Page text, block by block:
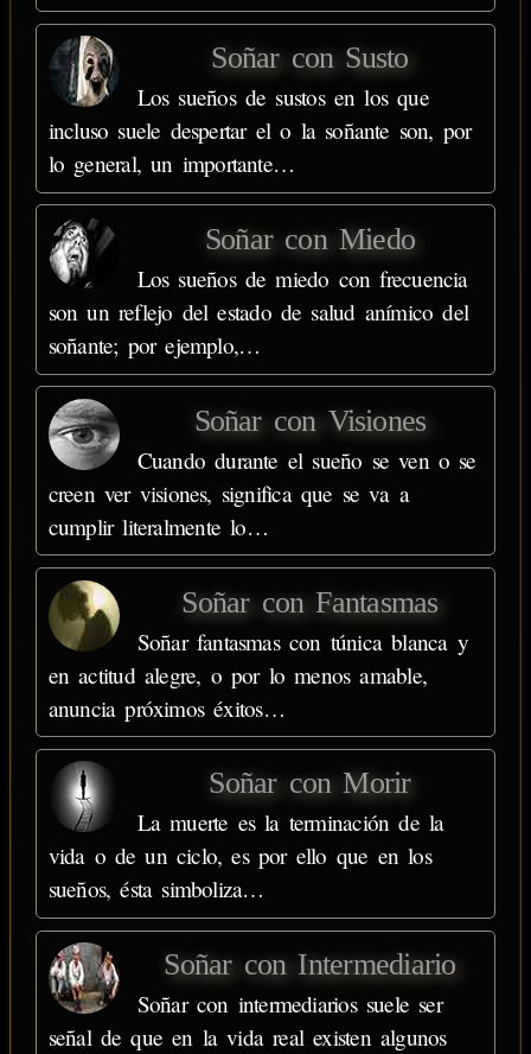
Soñar con Susto
Los sueños de sustos en los que
incluso suele despertar el o la soñante son, por
lo general, un importante…
Soñar con Miedo
Los sueños de miedo con frecuencia
son un reflejo del estado de salud anímico del
soñante; por ejemplo,…
Soñar con Visiones
Cuando durante el sueño se ven o se
creen ver visiones, significa que se va a
cumplir literalmente lo…
Soñar con Fantasmas
Soñar fantasmas con túnica blanca y
en actitud alegre, o por lo menos amable,
anuncia próximos éxitos…
Soñar con Morir
La muerte es la terminación de la
vida o de un ciclo, es por ello que en los
sueños, ésta simboliza…
Soñar con Intermediario
Soñar con intermediarios suele ser
señal de que en la vida real existen algunos